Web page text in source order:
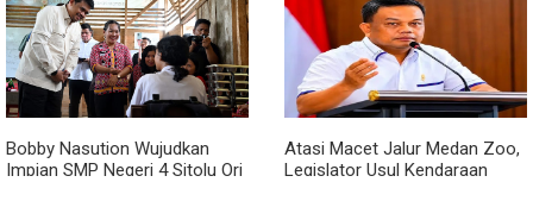
Bobby Nasution Wujudkan
Impian SMP Negeri 4 Sitolu Ori
Atasi Macet Jalur Medan Zoo,
Legislator Usul Kendaraan